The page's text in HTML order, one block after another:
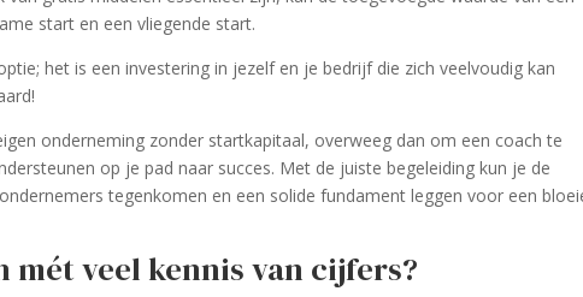
start en een vliegende start.
het is een investering in jezelf en je bedrijf die zich veelvoudig kan
onderneming zonder startkapitaal, overweeg dan om een coach te
op je pad naar succes. Met de juiste begeleiding kun je de
tegenkomen en een solide fundament leggen voor een
mét veel kennis van cijfers?